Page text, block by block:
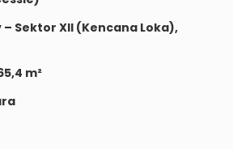
– Sektor XII (Kencana Loka),
m²